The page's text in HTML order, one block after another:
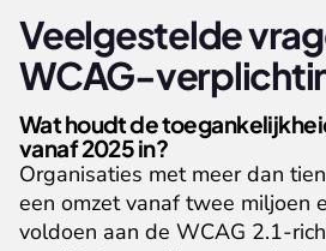
Veelgestelde
WCAG-
Wat houdt de
vanaf 2025 in?
Organisaties met meer dan
een omzet vanaf twee miljoen
voldoen aan de WCAG 2.1-